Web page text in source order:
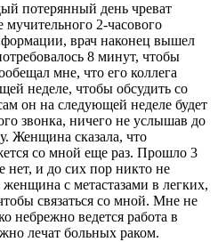
потерянный день чреват
2-часового
врач наконец вышел
8 минут, чтобы
мне, что его коллега
неделе, чтобы обсудить со
он на следующей неделе будет
звонка, ничего не услышав до
Женщина сказала, что
со мной еще раз. Прошло 3
нет, и до сих пор никто не
с метастазами в легких,
связаться со мной. Мне не
небрежно ведется работа в
лечат больных раком.